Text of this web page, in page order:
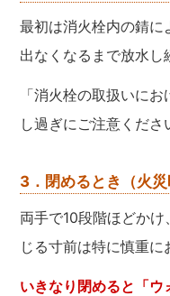
最初は消火栓内の錆
出なくなるまで放水し
「消火栓の取扱いに
し過ぎにご注意くださ
3．閉めるとき（火災
両手で10段階ほどか
じる寸前は特に慎重に
いきなり閉めると「